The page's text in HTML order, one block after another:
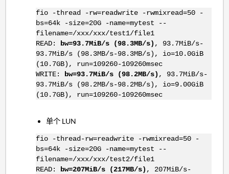
fio -thread -rw=readwrite -rwmixread=50 -
bs=64k -size=20G -name=mytest --
filename=/xxx/xxx/test1/file1
READ:
bw=93.7MiB/s (98.3MB/s) , 93.7MiB/s-
93.7MiB/s (98.3MB/s-98.3MB/s), io=10.0GiB
(10.7GB), run=109260-109260msec
WRITE:
bw=93.7MiB/s (98.2MB/s) , 93.7MiB/s-
93.7MiB/s (98.2MB/s-98.2MB/s), io=9.00GiB
(10.7GB), run=109260-109260msec
单个 LUN
fio -thread-rw=readwrite -rwmixread=50 -
bs=64k -size=20G -name=mytest --
filename=/xxx/xxx/test2/file1
READ:
bw=207MiB/s (217MB/s) , 207MiB/s-